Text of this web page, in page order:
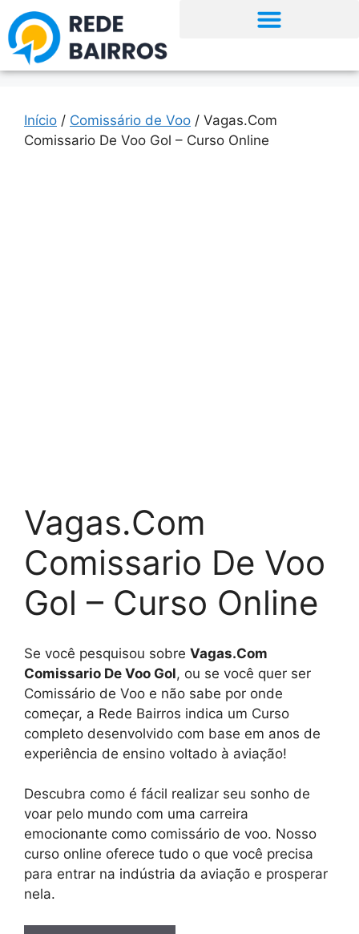
Início / Comissário de Voo / Vagas.Com
Comissario De Voo Gol – Curso Online
Vagas.Com
Comissario De Voo
Gol – Curso Online
Se você pesquisou sobre Vagas.Com
Comissario De Voo Gol, ou se você quer ser
Comissário de Voo e não sabe por onde
começar, a Rede Bairros indica um Curso
completo desenvolvido com base em anos de
experiência de ensino voltado à aviação!
Descubra como é fácil realizar seu sonho de
voar pelo mundo com uma carreira
emocionante como comissário de voo. Nosso
curso online oferece tudo o que você precisa
para entrar na indústria da aviação e prosperar
nela.